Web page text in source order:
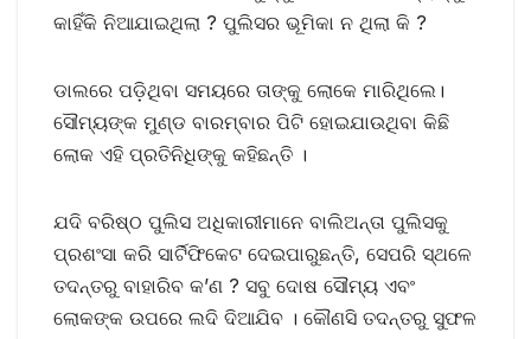
କାହିଁକି ନିଆଯାଇଥିଲା ? ପୁଲିସର ଭୂମିକା ନ ଥିଲା କି ?
ଡାଲରେ ପଡ଼ିଥିବା ସମୟରେ ତାଙ୍କୁ ଲୋକେ ମାରିଥିଲେ।
ସୌମ୍ୟଙ୍କ ମୁଣ୍ଡ ବାରମ୍ବାର ପିଟି ହୋଇଯାଉଥିବା କିଛି
ଲୋକ ଏହି ପ୍ରତିନିଧିଙ୍କୁ କହିଛନ୍ତି ।
ଯଦି ବରିଷ୍ଠ ପୁଲିସ ଅଧିକାରୀମାନେ ବାଲିଅନ୍ତା ପୁଲିସକୁ
ପ୍ରଶଂସା କରି ସାର୍ଟିଫିକେଟ ଦେଇପାରୁଛନ୍ତି, ସେପରି ସ୍ଥଳେ
ତଦନ୍ତରୁ ବାହାରିବ କ’ଣ ? ସବୁ ଦୋଷ ସୌମ୍ୟ ଏବଂ
ଲୋକଙ୍କ ଉପରେ ଲଦି ଦିଆଯିବ । କୌଣସି ତଦନ୍ତରୁ ସୁଫଳ